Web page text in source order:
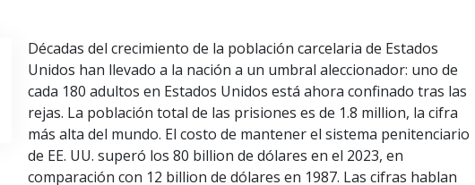
Décadas del crecimiento de la población carcelaria de Estados
Unidos han llevado a la nación a un umbral aleccionador: uno de
cada 180 adultos en Estados Unidos está ahora confinado tras las
rejas. La población total de las prisiones es de 1.8 million, la cifra
más alta del mundo. El costo de mantener el sistema penitenciario
de EE. UU. superó los 80 billion de dólares en el 2023, en
comparación con 12 billion de dólares en 1987. Las cifras hablan